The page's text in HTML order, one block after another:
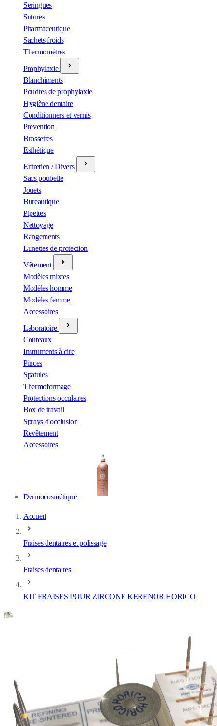
Seringues
Sutures
Pharmaceutique
Sachets froids
Thermomètres
Prophylaxie
Blanchiments
Poudres de prophylaxie
Hygiène dentaire
Conditionners et vernis
Prévention
Brossettes
Esthétique
Entretien / Divers
Sacs poubelle
Jouets
Bureautique
Pipettes
Nettoyage
Rangements
Lunettes de protection
Vêtement
Modèles mixtes
Modèles homme
Modèles femme
Accessoires
Laboratoire
Couteaux
Instruments à cire
Pinces
Spatules
Thermoformage
Protections occulaires
Box de travail
Sprays d'occlusion
Revêtement
Accessoires
Dermocosmétique
Accueil
Fraises dentaires et polissage
Fraises dentaires
KIT FRAISES POUR ZIRCONE KERENOR HORICO